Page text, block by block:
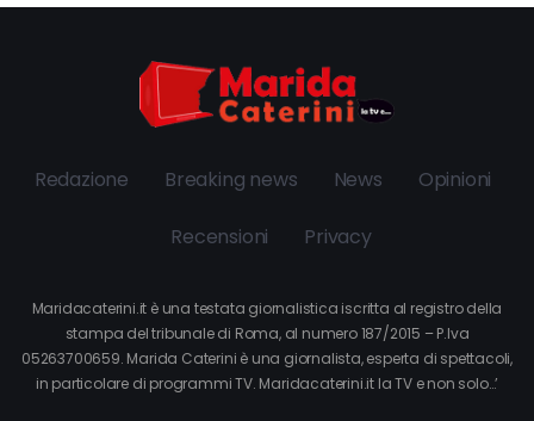
Redazione Breaking news News Opinioni
Recensioni Privacy
Maridacaterini.it è una testata giornalistica iscritta al registro della
stampa del tribunale di Roma, al numero 187/2015 – P.Iva
05263700659. Marida Caterini è una giornalista, esperta di spettacoli,
in particolare di programmi TV. Maridacaterini.it la TV e non solo…’